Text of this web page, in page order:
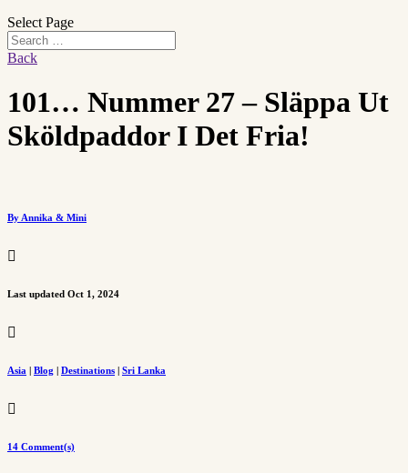
Select Page
Back
101… Nummer 27 – Släppa Ut
Sköldpaddor I Det Fria!
By Annika & Mini

Last updated Oct 1, 2024

Asia | Blog | Destinations | Sri Lanka

14 Comment(s)